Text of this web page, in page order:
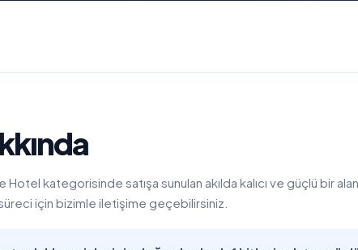
kategorisinde satışa sunulan akılda kalıcı ve güçlü bir alan
süreci için bizimle iletişime geçebilirsiniz.